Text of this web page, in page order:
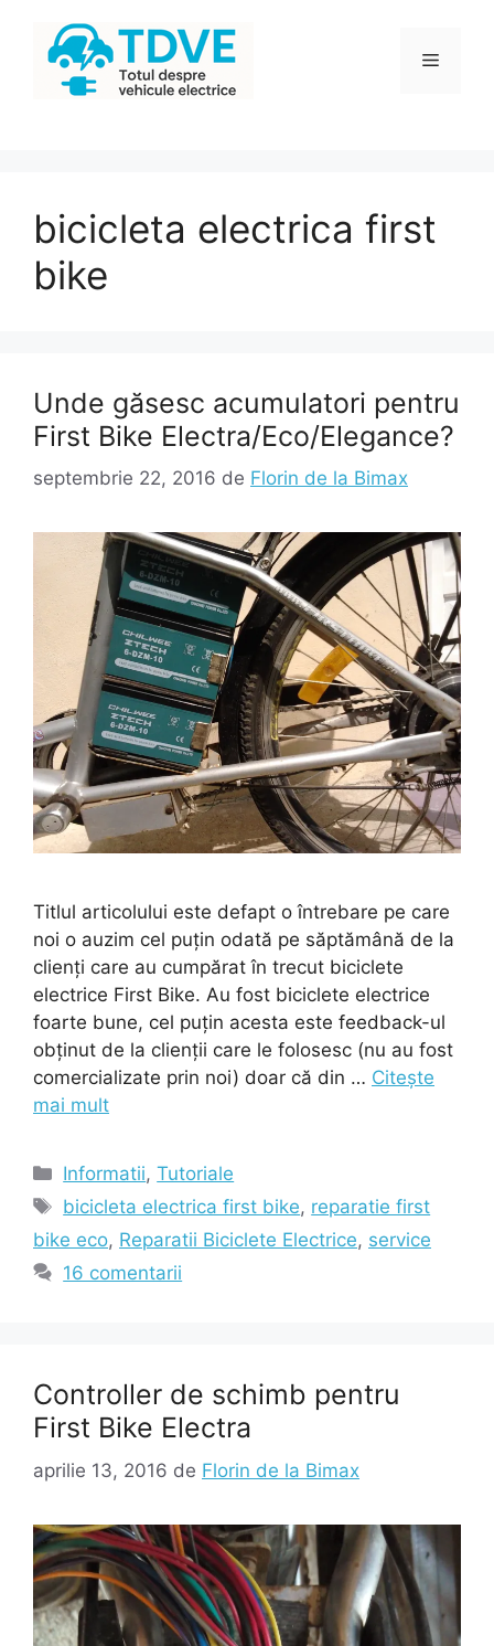
conținut
Meniu
bicicleta electrica first
bike
Unde găsesc acumulatori pentru
First Bike Electra/Eco/Elegance?
septembrie 22, 2016 de Florin de la Bimax
Titlul articolului este defapt o întrebare pe care
noi o auzim cel puțin odată pe săptămână de la
clienți care au cumpărat în trecut biciclete
electrice First Bike. Au fost biciclete electrice
foarte bune, cel puțin acesta este feedback-ul
obținut de la clienții care le folosesc (nu au fost
comercializate prin noi) doar că din … Citește
mai mult
Categorii
Informatii,Tutoriale
Etichete
bicicleta electrica first bike, reparatie first
bike eco, Reparatii Biciclete Electrice, service
16 comentarii
Controller de schimb pentru
First Bike Electra
aprilie 13, 2016 de Florin de la Bimax